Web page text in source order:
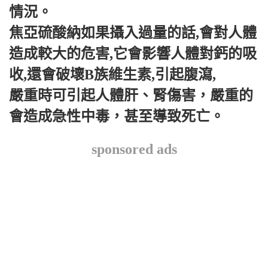
情況。
焦亞硫酸納如果攝入過量的話,會對人體
造成較大的危害,它會影響人體對鈣的吸
收,還會破壞B族維生素,引起腹瀉,
嚴重時可引起人體肝、腎傷害，嚴重的
會造成急性中毒，甚至導致死亡。
sponsored ads